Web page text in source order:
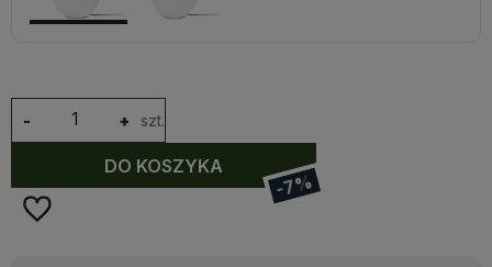
+
- szt.
DO KOSZYKA
-7%